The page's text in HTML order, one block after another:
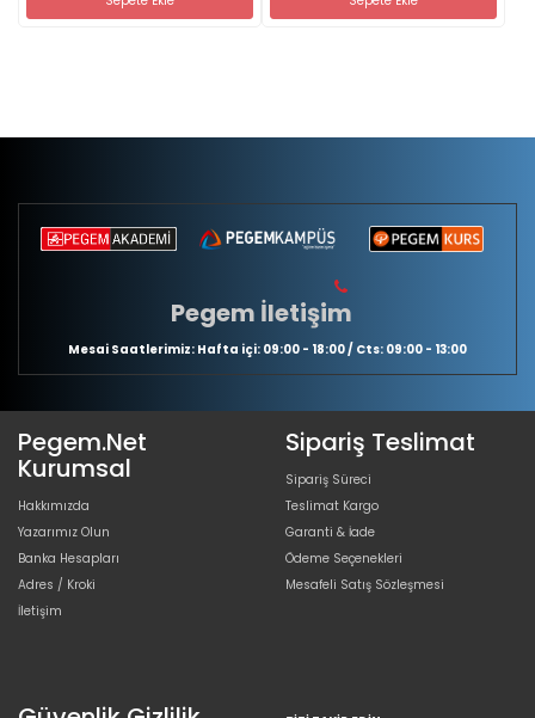
Pegem İletişim
Mesai Saatlerimiz: Hafta içi: 09:00 - 18:00 / Cts: 09:00 - 13:00
Pegem.Net
Kurumsal
Hakkımızda
Yazarımız Olun
Banka Hesapları
Adres / Kroki
İletişim
Sipariş Teslimat
Sipariş Süreci
Teslimat Kargo
Garanti & İade
Ödeme Seçenekleri
Mesafeli Satış Sözleşmesi